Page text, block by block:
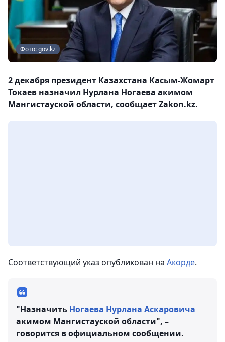
Фото: gov.kz
2 декабря президент Казахстана Касым-Жомарт
Токаев назначил Нурлана Ногаева акимом
Мангистауской области, сообщает Zakon.kz.
Соответствующий указ опубликован на Акорде.
"Назначить Ногаева Нурлана Аскаровича
акимом Мангистауской области", –
говорится в официальном сообщении.